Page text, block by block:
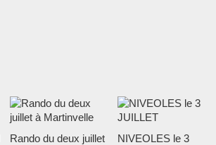
Rando du deux juillet
NIVEOLES le 3